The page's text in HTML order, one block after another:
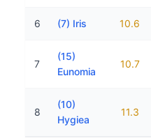
6 (7) Iris 10.6
7
(15)
Eunomia
10.7
8
(10)
Hygiea
11.3